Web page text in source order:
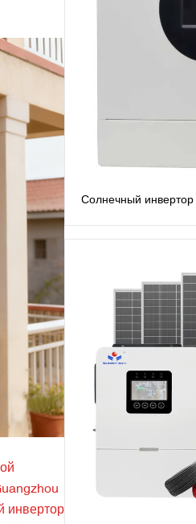
инвертор
Солнечный